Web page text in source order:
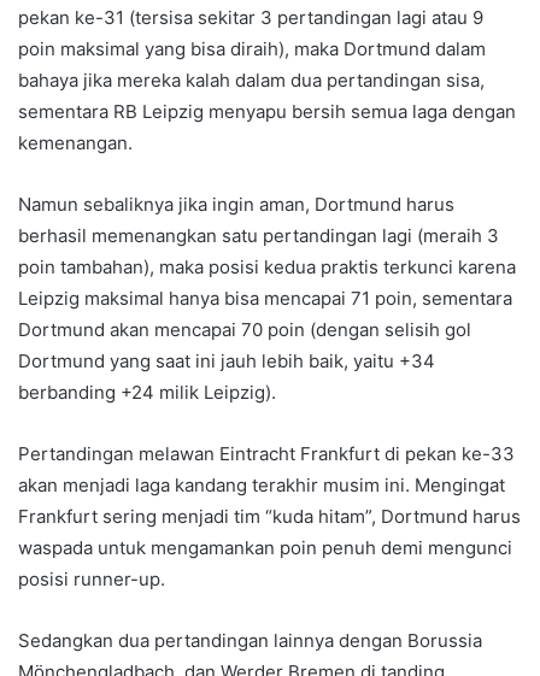
pekan ke-31 (tersisa sekitar 3 pertandingan lagi atau 9
poin maksimal yang bisa diraih), maka Dortmund dalam
bahaya jika mereka kalah dalam dua pertandingan sisa,
sementara RB Leipzig menyapu bersih semua laga dengan
kemenangan.
Namun sebaliknya jika ingin aman, Dortmund harus
berhasil memenangkan satu pertandingan lagi (meraih 3
poin tambahan), maka posisi kedua praktis terkunci karena
Leipzig maksimal hanya bisa mencapai 71 poin, sementara
Dortmund akan mencapai 70 poin (dengan selisih gol
Dortmund yang saat ini jauh lebih baik, yaitu +34
berbanding +24 milik Leipzig).
Pertandingan melawan Eintracht Frankfurt di pekan ke-33
akan menjadi laga kandang terakhir musim ini. Mengingat
Frankfurt sering menjadi tim “kuda hitam”, Dortmund harus
waspada untuk mengamankan poin penuh demi mengunci
posisi runner-up.
Sedangkan dua pertandingan lainnya dengan Borussia